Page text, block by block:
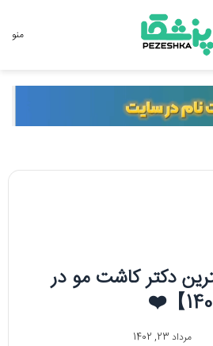
منو
ازبهترین دکتر کاشت مو در
مرداد 23, 1402